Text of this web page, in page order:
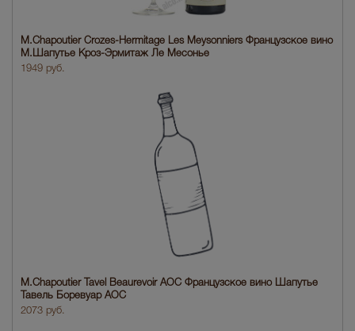
M.Chapoutier Crozes-Hermitage Les Meysonniers Французское вино
М.Шапутье Кроз-Эрмитаж Ле Меcонье
1949 руб.
M.Chapoutier Tavel Beaurevoir AOC Французское вино Шапутье
Тавель Боревуар АОС
2073 руб.